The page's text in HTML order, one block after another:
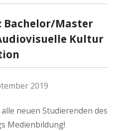
Bachelor/Master
Kultur
2019
neuen Studierenden des
Medienbildung!